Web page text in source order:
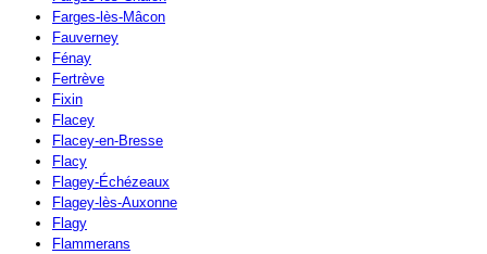
Farges-lès-Mâcon
Fauverney
Fénay
Fertrève
Fixin
Flacey
Flacey-en-Bresse
Flacy
Flagey-Échézeaux
Flagey-lès-Auxonne
Flagy
Flammerans